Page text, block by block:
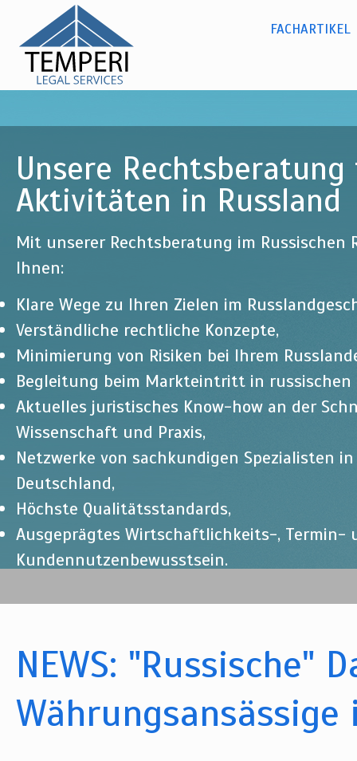
Dr. Olga
Kylina -
temperi
legal
services
Russisches Recht
HauptmenüFACHARTIKEL
Unsere
Aktivitäten in Russland
Mit unserer Rechtsberatung im Russischen
Ihnen:
Klare Wege zu Ihren Zielen im
Verständliche rechtliche Konzepte,
Minimierung von Risiken bei Ihrem
Begleitung beim Markteintritt in russischen
Aktuelles juristisches Know-how an der
Wissenschaft und Praxis,
Netzwerke von sachkundigen Spezialisten
Deutschland,
Höchste Qualitätsstandards,
Ausgeprägtes Wirtschaftlichkeits-, Termin-
Kundennutzenbewusstsein.
NEWS: "Russische"